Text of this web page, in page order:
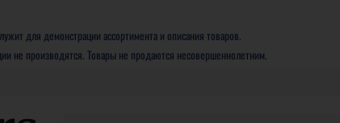
для демонстрации ассортимента и описания товаров.
не производятся. Товары не продаются несовершеннолетним.